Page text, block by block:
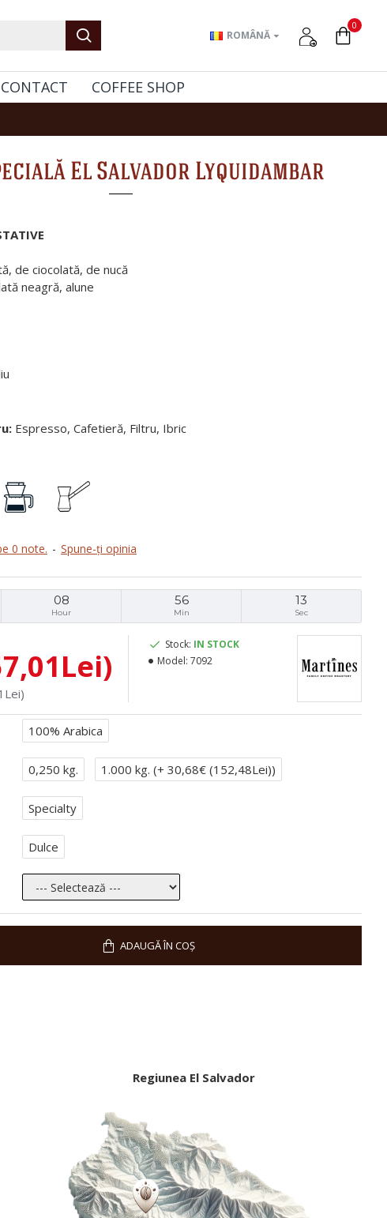
ROMÂNĂ
0
CONTACT COFFEE SHOP
Cafea specială Guatemala
El Salvador Lyquidambar
de ciocolată, de nucă
neagră, alune
Espresso, Cafetieră, Filtru, Ibric
0 note. - Spune-ţi opinia
08
Hour
56
Min
13
Sec
Stock: IN STOCK
Model: 7092
100% Arabica
0,250 kg. 1.000 kg. (+ 30,68€ (152,48Lei))
Specialty
Dulce
ADAUGĂ ÎN COȘ
Regiunea El Salvador